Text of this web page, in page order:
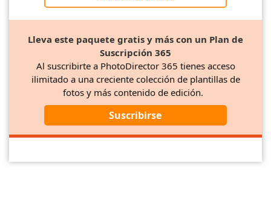
Lleva este paquete gratis y más con un Plan de
Suscripción 365
Al suscribirte a PhotoDirector 365 tienes acceso
ilimitado a una creciente colección de plantillas de
fotos y más contenido de edición.
Suscribirse